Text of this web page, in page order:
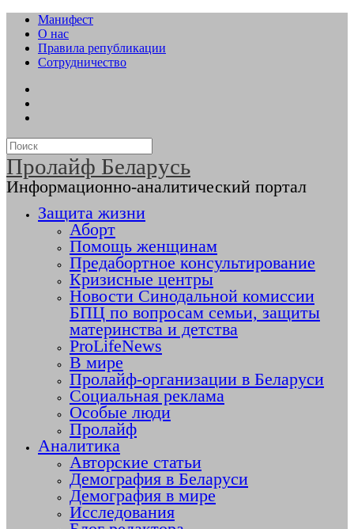
Манифест
О нас
Правила републикации
Сотрудничество
Пролайф Беларусь
Информационно-аналитический портал
Защита жизни
Аборт
Помощь женщинам
Предабортное консультирование
Кризисные центры
Новости Синодальной комиссии
БПЦ по вопросам семьи, защиты
материнства и детства
ProLifeNews
В мире
Пролайф-организации в Беларуси
Социальная реклама
Особые люди
Пролайф
Аналитика
Авторские статьи
Демография в Беларуси
Демография в мире
Исследования